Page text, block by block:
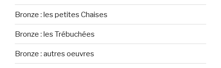
Bronze : les petites Chaises
Bronze : les Trébuchées
Bronze : autres oeuvres